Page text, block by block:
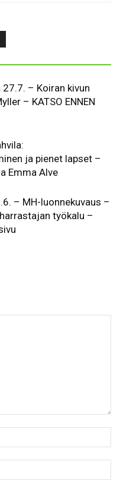
– Koiran kivun
– KATSO ENNEN
ja pienet lapset –
Emma Alve
– MH-luonnekuvaus –
työkalu –